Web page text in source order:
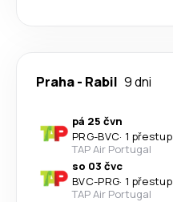
Praha- Rabil 9 dni
pá 25 čvn
PRG-BVC· 1 přestup
TAP Air Portugal
so 03 čvc
BVC-PRG· 1 přestup
TAP Air Portugal